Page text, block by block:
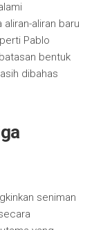
aliran baru
Pablo
bentuk
dibahas
seniman